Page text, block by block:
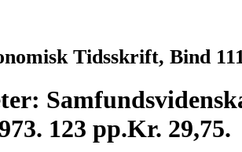
Tidsskrift, Bind
123 pp.Kr. 29,75.